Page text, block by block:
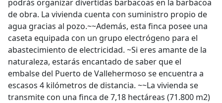
podrás organizar divertidas barbacoas en la barbacoa
de obra. La vivienda cuenta con suministro propio de
agua gracias al pozo.~~Además, esta finca posee una
caseta equipada con un grupo electrógeno para el
abastecimiento de electricidad. ~Si eres amante de la
naturaleza, estarás encantado de saber que el
embalse del Puerto de Vallehermoso se encuentra a
escasos 4 kilómetros de distancia. ~~La vivienda se
transmite con una finca de 7,18 hectáreas (71.800 m2)